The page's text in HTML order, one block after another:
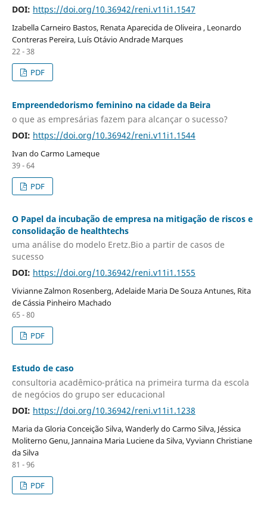
DOI: https://doi.org/10.36942/reni.v11i1.1547
Izabella Carneiro Bastos, Renata Aparecida de Oliveira , Leonardo
Contreras Pereira, Luís Otávio Andrade Marques
22 - 38
PDF
Empreendedorismo feminino na cidade da Beira
o que as empresárias fazem para alcançar o sucesso?
DOI: https://doi.org/10.36942/reni.v11i1.1544
Ivan do Carmo Lameque
39 - 64
PDF
O Papel da incubação de empresa na mitigação de riscos e
consolidação de healthtechs
uma análise do modelo Eretz.Bio a partir de casos de
sucesso
DOI: https://doi.org/10.36942/reni.v11i1.1555
Vivianne Zalmon Rosenberg, Adelaide Maria De Souza Antunes, Rita
de Cássia Pinheiro Machado
65 - 80
PDF
Estudo de caso
consultoria acadêmico-prática na primeira turma da escola
de negócios do grupo ser educacional
DOI: https://doi.org/10.36942/reni.v11i1.1238
Maria da Gloria Conceição Silva, Wanderly do Carmo Silva, Jéssica
Moliterno Genu, Jannaina Maria Luciene da Silva, Vyviann Christiane
da Silva
81 - 96
PDF